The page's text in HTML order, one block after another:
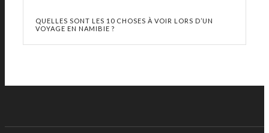
QUELLES SONT LES 10 CHOSES À VOIR LORS D’UN
VOYAGE EN NAMIBIE ?